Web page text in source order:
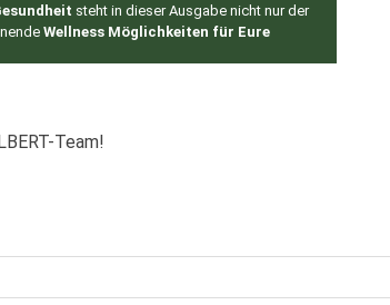
steht in dieser Ausgabe nicht nur der
Wellness Möglichkeiten für Eure
Team!